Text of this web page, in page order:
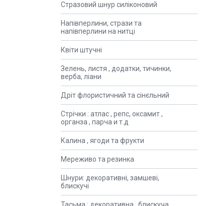
Стразовий шнур силіконовий
Напівперлини, стрази та
напівперлини на нитці
Квіти штучні
Зелень, листя , додатки, тичинки,
верба, ліани
Дріт флористичний та сінєльний
Стрічки : атлас , репс, оксамит ,
органза , парча и т.д
Калина , ягоди та фрукти
Мереживо та резинка
Шнури: декоративні, замшеві,
блискучі